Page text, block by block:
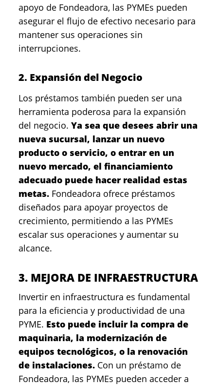
apoyo de Fondeadora, las PYMEs pueden
asegurar el flujo de efectivo necesario para
mantener sus operaciones sin
interrupciones.
2. Expansión del Negocio
Los préstamos también pueden ser una
herramienta poderosa para la expansión
del negocio. Ya sea que desees abrir una
nueva sucursal, lanzar un nuevo
producto o servicio, o entrar en un
nuevo mercado, el financiamiento
adecuado puede hacer realidad estas
metas. Fondeadora ofrece préstamos
diseñados para apoyar proyectos de
crecimiento, permitiendo a las PYMEs
escalar sus operaciones y aumentar su
alcance.
3. MEJORA DE INFRAESTRUCTURA
Invertir en infraestructura es fundamental
para la eficiencia y productividad de una
PYME. Esto puede incluir la compra de
maquinaria, la modernización de
equipos tecnológicos, o la renovación
de instalaciones. Con un préstamo de
Fondeadora, las PYMEs pueden acceder a